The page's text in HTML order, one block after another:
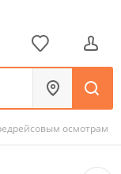
осмотрам